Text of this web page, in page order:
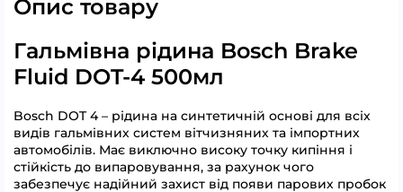
Опис товару
Гальмівна рідина Bosch Brake
Fluid DOT-4 500мл
Bosch DOT 4 – рідина на синтетичній основі для всіх
видів гальмівних систем вітчизняних та імпортних
автомобілів. Має виключно високу точку кипіння і
стійкість до випаровування, за рахунок чого
забезпечує надійний захист від появи парових пробок